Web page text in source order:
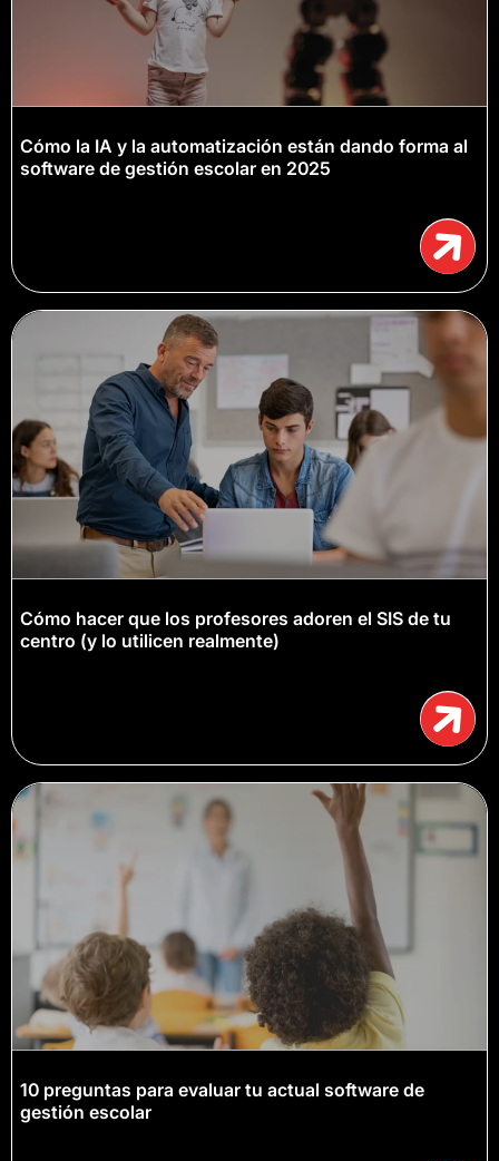
Cómo la IA y la automatización están dando forma al
software de gestión escolar en 2025
Cómo hacer que los profesores adoren el SIS de tu
centro (y lo utilicen realmente)
10 preguntas para evaluar tu actual software de
gestión escolar